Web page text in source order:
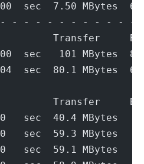
sec  7.50
- - - - - - - - - - -
Transfer
sec   101 MBytes
sec  80.1 MBytes
Transfer
sec  40.4
sec  59.3
sec  59.1